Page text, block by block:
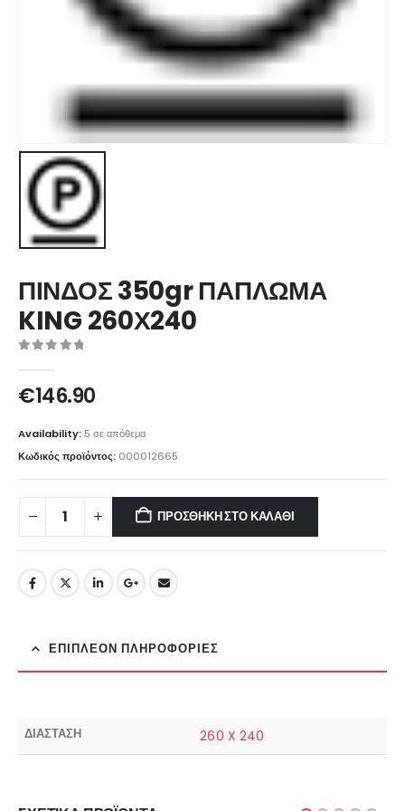
ΠΙΝΔΟΣ 350gr ΠΑΠΛΩΜΑ
KING 260Χ240
€146.90
Availability: 5 σε απόθεμα
Κωδικός προϊόντος: 000012665
ΠΡΟΣΘΉΚΗ ΣΤΟ ΚΑΛΆΘΙ
ΕΠΙΠΛΈΟΝ ΠΛΗΡΟΦΟΡΊΕΣ
ΔΙΑΣΤΑΣΗ 260 X 240